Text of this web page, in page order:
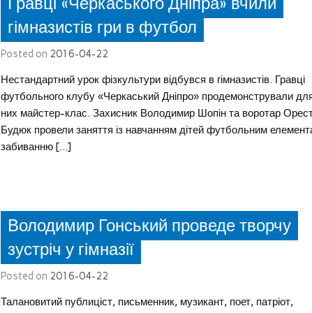
гімназистів гри в футбол
Posted on 2016-04-22
Нестандартний урок фізкультури відбувся в гімназистів. Гравці
футбольного клубу «Черкаський Дніпро» продемонстрували
них майстер-клас. Захисник Володимир Шопін та воротар
Будюк провели заняття із навчанням дітей футбольним
забиванню […]
Володимир Гонський проведе творчу
зустріч у гімназії
Posted on 2016-04-22
Талановитий публиціст, письменник, музикант, поет, патріот,